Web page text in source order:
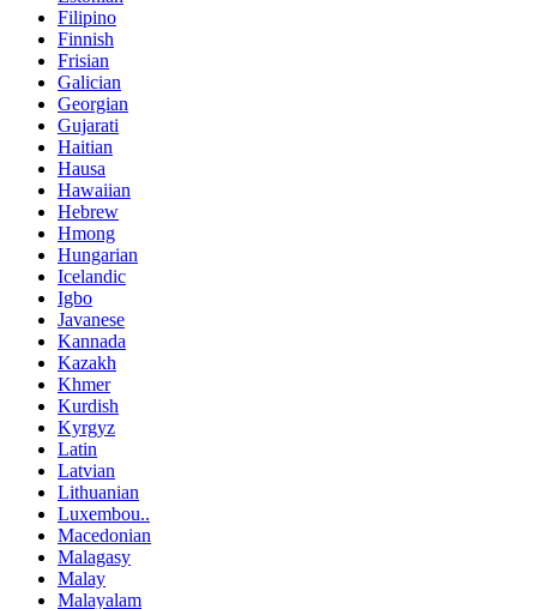
Filipino
Finnish
Frisian
Galician
Georgian
Gujarati
Haitian
Hausa
Hawaiian
Hebrew
Hmong
Hungarian
Icelandic
Igbo
Javanese
Kannada
Kazakh
Khmer
Kurdish
Kyrgyz
Latin
Latvian
Lithuanian
Luxembou..
Macedonian
Malagasy
Malay
Malayalam